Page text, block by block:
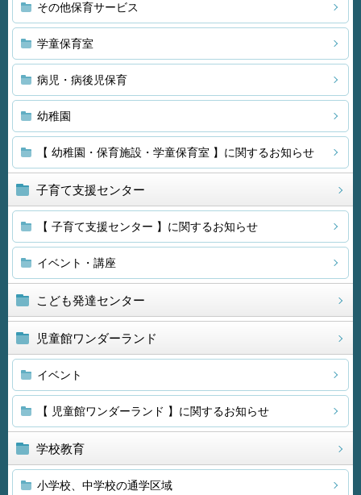
その他保育サービス
学童保育室
病児・病後児保育
幼稚園
【 幼稚園・保育施設・学童保育室 】に関するお知らせ
子育て支援センター
【 子育て支援センター 】に関するお知らせ
イベント・講座
こども発達センター
児童館ワンダーランド
イベント
【 児童館ワンダーランド 】に関するお知らせ
学校教育
小学校、中学校の通学区域